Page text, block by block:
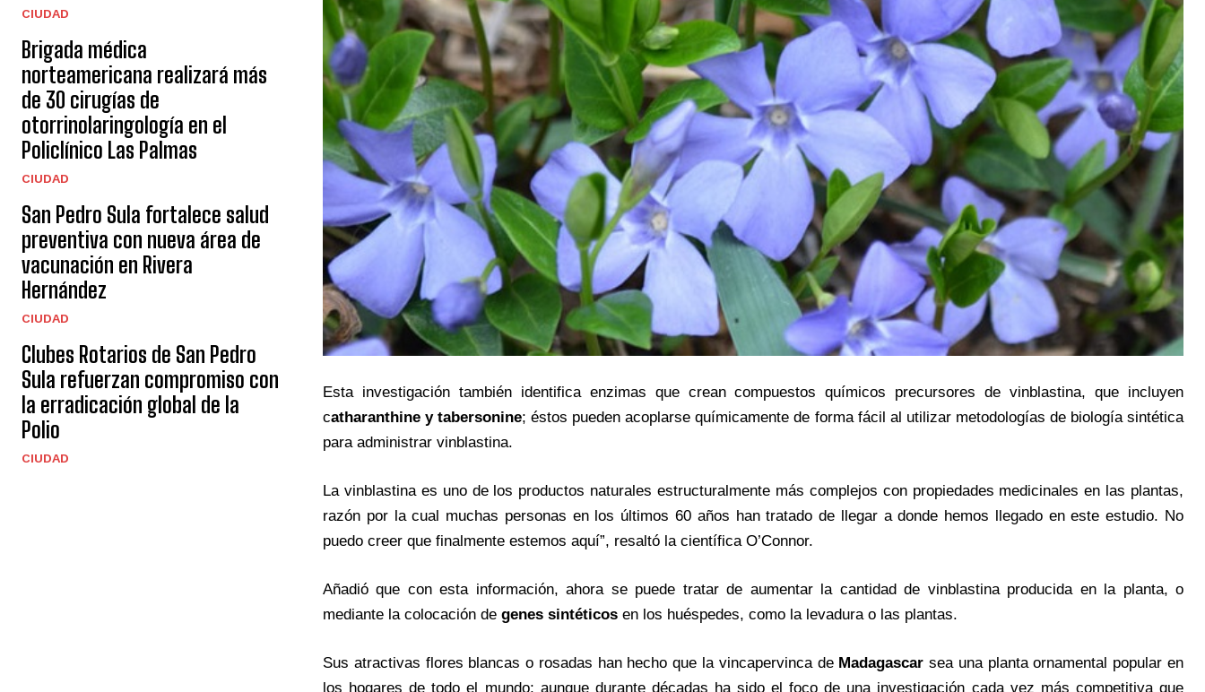
CIUDAD
Brigada médica
norteamericana realizará más
de 30 cirugías de
otorrinolaringología en el
Policlínico Las Palmas
CIUDAD
San Pedro Sula fortalece salud
preventiva con nueva área de
vacunación en Rivera
Hernández
CIUDAD
Clubes Rotarios de San Pedro
Sula refuerzan compromiso con
la erradicación global de la
Polio
CIUDAD
Esta investigación también identifica enzimas que crean compuestos químicos precursores de vinblastina, que incluyen
catharanthine y tabersonine; éstos pueden acoplarse químicamente de forma fácil al utilizar metodologías de biología sintética
para administrar vinblastina.
La vinblastina es uno de los productos naturales estructuralmente más complejos con propiedades medicinales en las plantas,
razón por la cual muchas personas en los últimos 60 años han tratado de llegar a donde hemos llegado en este estudio. No
puedo creer que finalmente estemos aquí”, resaltó la científica O’Connor.
Añadió que con esta información, ahora se puede tratar de aumentar la cantidad de vinblastina producida en la planta, o
mediante la colocación de genes sintéticos en los huéspedes, como la levadura o las plantas.
Sus atractivas flores blancas o rosadas han hecho que la vincapervinca de Madagascar sea una planta ornamental popular en
los hogares de todo el mundo; aunque durante décadas ha sido el foco de una investigación cada vez más competitiva que